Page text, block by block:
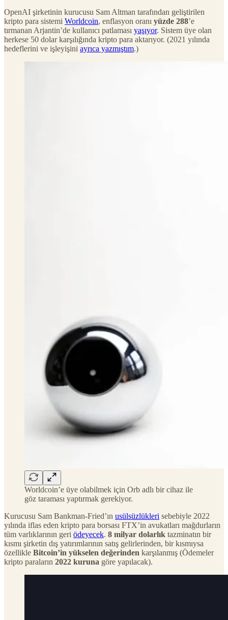
OpenAI şirketinin kurucusu Sam Altman tarafından geliştirilen
kripto para sistemi Worldcoin, enflasyon oranı yüzde 288’e
tırmanan Arjantin’de kullanıcı patlaması yaşıyor. Sistem üye olan
herkese 50 dolar karşılığında kripto para aktarıyor. (2021 yılında
hedeflerini ve işleyişini ayrıca yazmıştım.)
Worldcoin’e üye olabilmek için Orb adlı bir cihaz ile
göz taraması yaptırmak gerekiyor.
Kurucusu Sam Bankman-Fried’ın usülsüzlükleri sebebiyle 2022
yılında iflas eden kripto para borsası FTX’in avukatları mağdurların
tüm varlıklarının geri ödeyecek. 8 milyar dolarlık tazminatın bir
kısmı şirketin dış yatırımlarının satış gelirlerinden, bir kısmıysa
özellikle Bitcoin’in yükselen değerinden karşılanmış (Ödemeler
kripto paraların 2022 kuruna göre yapılacak).